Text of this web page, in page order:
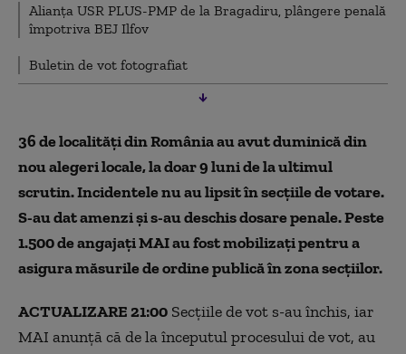
Alianța USR PLUS-PMP de la Bragadiru, plângere penală
împotriva BEJ Ilfov
Buletin de vot fotografiat
36 de localități din România au avut duminică din
nou alegeri locale, la doar 9 luni de la ultimul
scrutin. Incidentele nu au lipsit în secțiile de votare.
S-au dat amenzi și s-au deschis dosare penale.Peste
1.500 de angajați MAI au fost mobilizați pentru a
asigura măsurile de ordine publică în zona secțiilor.
ACTUALIZARE 21:00 Secțiile de vot s-au închis, iar
MAI anunță că de la începutul procesului de vot, au